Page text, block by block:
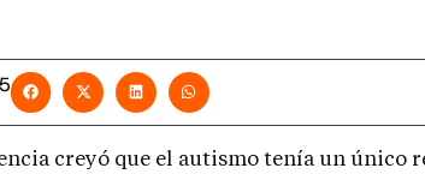
creyó que el autismo tenía un único